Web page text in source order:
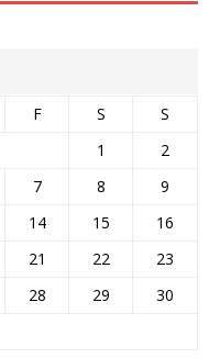
F S
S
1
2
7 8
9
14 15
16
21 22
23
28 29
30